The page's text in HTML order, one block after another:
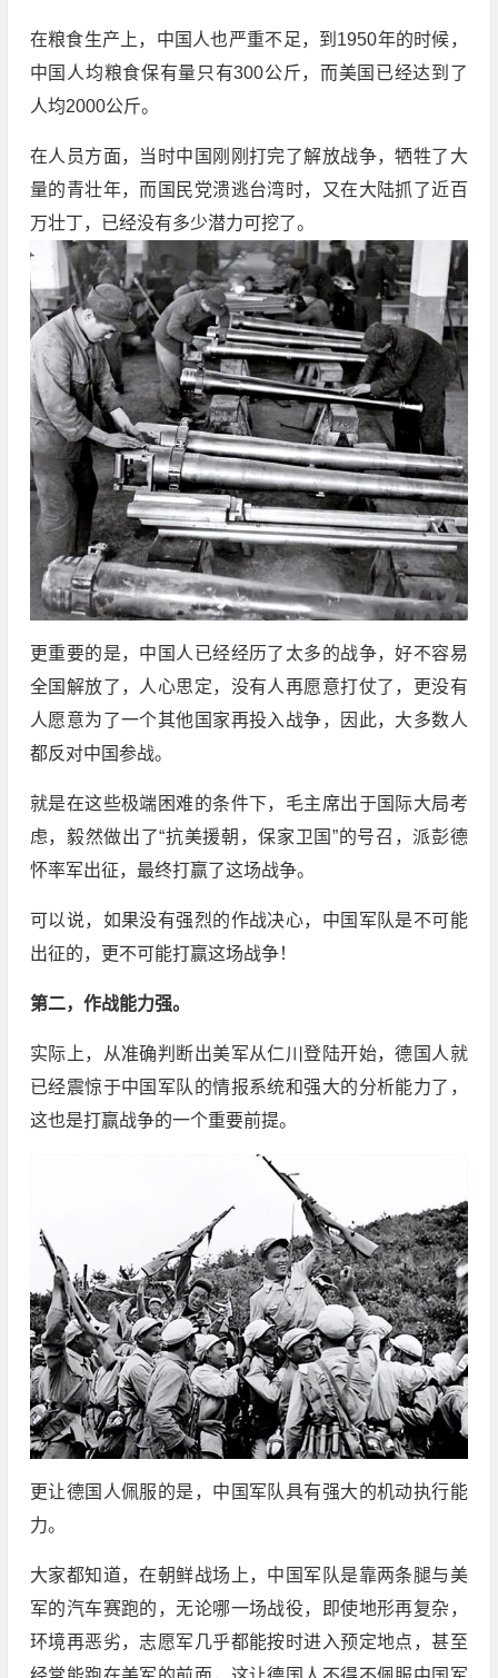
在粮食生产上，中国人也严重不足，到1950年的时候，
中国人均粮食保有量只有300公斤，而美国已经达到了
人均2000公斤。
在人员方面，当时中国刚刚打完了解放战争，牺牲了大
量的青壮年，而国民党溃逃台湾时，又在大陆抓了近百
万壮丁，已经没有多少潜力可挖了。
更重要的是，中国人已经经历了太多的战争，好不容易
全国解放了，人心思定，没有人再愿意打仗了，更没有
人愿意为了一个其他国家再投入战争，因此，大多数人
都反对中国参战。
就是在这些极端困难的条件下，毛主席出于国际大局考
虑，毅然做出了“抗美援朝，保家卫国”的号召，派彭德
怀率军出征，最终打赢了这场战争。
可以说，如果没有强烈的作战决心，中国军队是不可能
出征的，更不可能打赢这场战争！
第二，作战能力强。
实际上，从准确判断出美军从仁川登陆开始，德国人就
已经震惊于中国军队的情报系统和强大的分析能力了，
这也是打赢战争的一个重要前提。
更让德国人佩服的是，中国军队具有强大的机动执行能
力。
大家都知道，在朝鲜战场上，中国军队是靠两条腿与美
军的汽车赛跑的，无论哪一场战役，即使地形再复杂，
环境再恶劣，志愿军几乎都能按时进入预定地点，甚至